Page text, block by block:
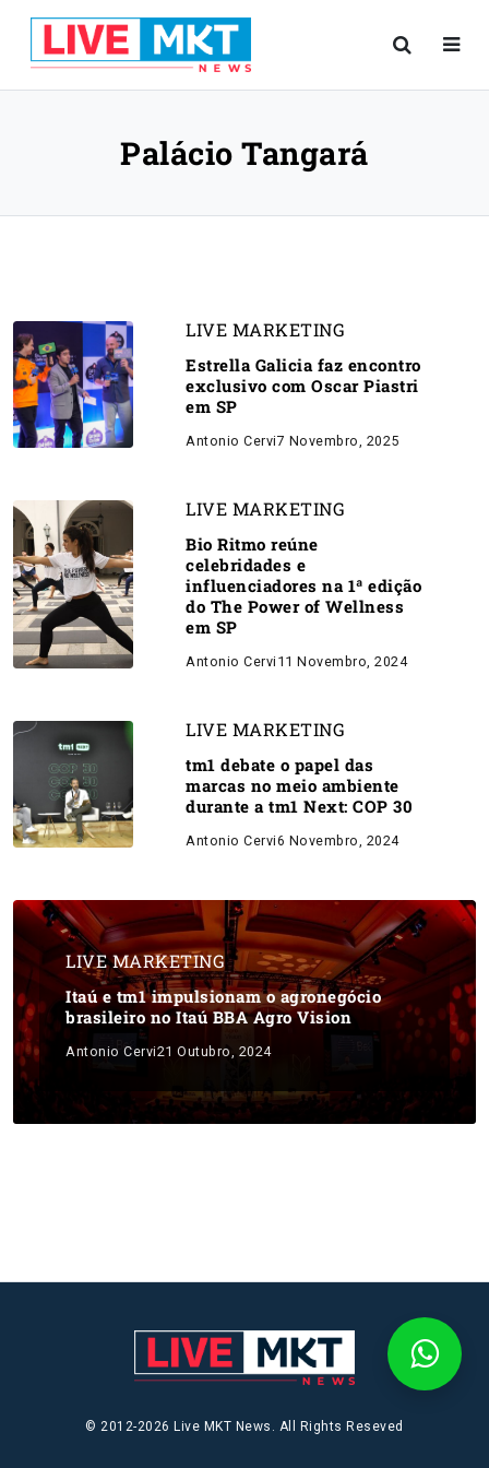
Palácio Tangará
LIVE MARKETING
Estrella Galicia faz encontro
exclusivo com Oscar Piastri
em SP
Antonio Cervi7 Novembro, 2025
LIVE MARKETING
Bio Ritmo reúne
celebridades e
influenciadores na 1ª edição
do The Power of Wellness
em SP
Antonio Cervi 11 Novembro, 2024
LIVE MARKETING
tm1 debate o papel das
marcas no meio ambiente
durante a tm1 Next: COP 30
Antonio Cervi6 Novembro, 2024
LIVE MARKETING
Itaú e tm1 impulsionam o agronegócio
brasileiro no Itaú BBA Agro Vision
Antonio Cervi21 Outubro, 2024
© 2012-2026 Live MKT News. All Rights Reseved